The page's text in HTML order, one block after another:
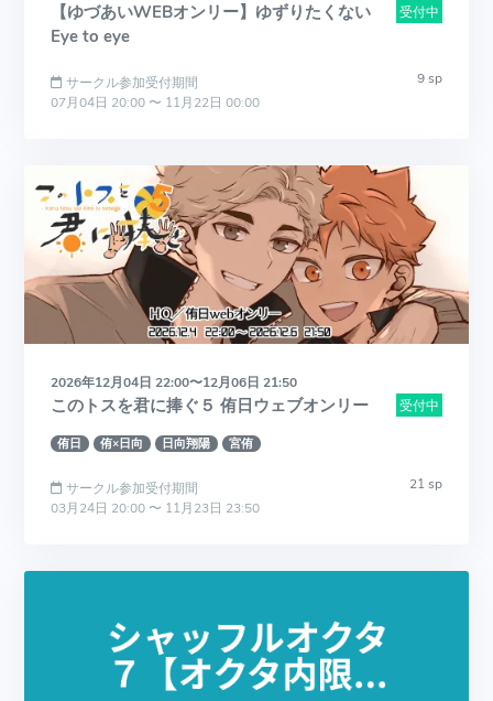
受付中
【ゆづあいWEBオンリー】ゆずりたくない
Eye to eye
9 sp
サークル参加受付期間
07月04日 20:00 〜 11月22日 00:00
2026年12月04日 22:00〜12月06日 21:50
受付中
このトスを君に捧ぐ５ 侑日ウェブオンリー
侑日 侑×日向 日向翔陽 宮侑
21 sp
サークル参加受付期間
03月24日 20:00 〜 11月23日 23:50